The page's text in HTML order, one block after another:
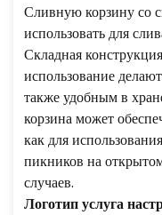
Сливную корзину со
использовать для
Складная
использование
также удобным в
корзина может
как для
пикников на
случаев.
Логотипуслуга